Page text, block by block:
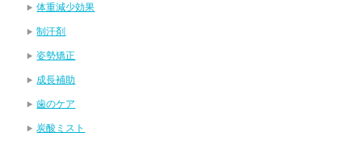
体重減少効果
制汗剤
姿勢矯正
成長補助
歯のケア
炭酸ミスト